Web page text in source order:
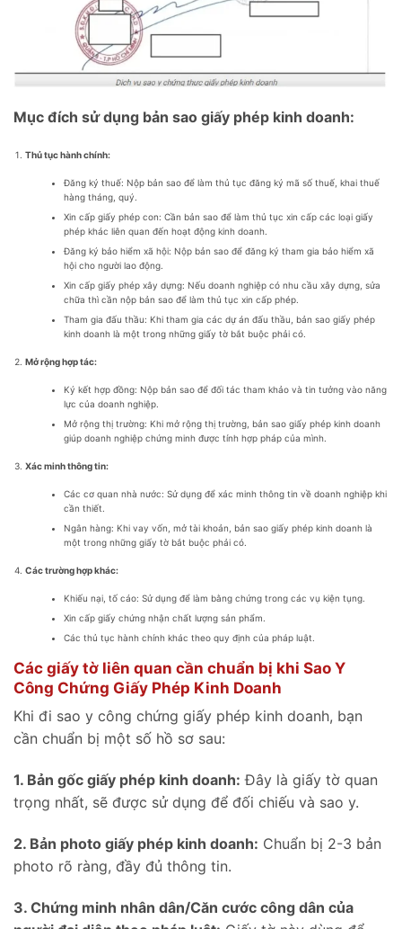
Mục đích sử dụng bản sao giấy phép kinh doanh:
Thủ tục hành chính:
Đăng ký thuế: Nộp bản sao để làm thủ tục đăng ký mã số thuế, khai thuế
hàng tháng, quý.
Xin cấp giấy phép con: Cần bản sao để làm thủ tục xin cấp các loại giấy
phép khác liên quan đến hoạt động kinh doanh.
Đăng ký bảo hiểm xã hội: Nộp bản sao để đăng ký tham gia bảo hiểm xã
hội cho người lao động.
Xin cấp giấy phép xây dựng: Nếu doanh nghiệp có nhu cầu xây dựng, sửa
chữa thì cần nộp bản sao để làm thủ tục xin cấp phép.
Tham gia đấu thầu: Khi tham gia các dự án đấu thầu, bản sao giấy phép
kinh doanh là một trong những giấy tờ bắt buộc phải có.
Mở rộng hợp tác:
Ký kết hợp đồng: Nộp bản sao để đối tác tham khảo và tin tưởng vào năng
lực của doanh nghiệp.
Mở rộng thị trường: Khi mở rộng thị trường, bản sao giấy phép kinh doanh
giúp doanh nghiệp chứng minh được tính hợp pháp của mình.
Xác minh thông tin:
Các cơ quan nhà nước: Sử dụng để xác minh thông tin về doanh nghiệp khi
cần thiết.
Ngân hàng: Khi vay vốn, mở tài khoản, bản sao giấy phép kinh doanh là
một trong những giấy tờ bắt buộc phải có.
Các trường hợp khác:
Khiếu nại, tố cáo: Sử dụng để làm bằng chứng trong các vụ kiện tụng.
Xin cấp giấy chứng nhận chất lượng sản phẩm.
Các thủ tục hành chính khác theo quy định của pháp luật.
Các giấy tờ liên quan cần chuẩn bị khi Sao Y
Công Chứng Giấy Phép Kinh Doanh
Khi đi sao y công chứng giấy phép kinh doanh, bạn
cần chuẩn bị một số hồ sơ sau:
1. Bản gốc giấy phép kinh doanh: Đây là giấy tờ quan
trọng nhất, sẽ được sử dụng để đối chiếu và sao y.
2. Bản photo giấy phép kinh doanh: Chuẩn bị 2-3 bản
photo rõ ràng, đầy đủ thông tin.
3. Chứng minh nhân dân/Căn cước công dân của